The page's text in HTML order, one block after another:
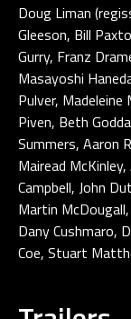
Doug Liman
Gleeson, Bill
Gurry, Franz
Masayoshi
Pulver,
Piven, Beth
Summers, Aaron
Mairead
Campbell, John
Martin
Dany Cushmaro,
Coe, Stuart